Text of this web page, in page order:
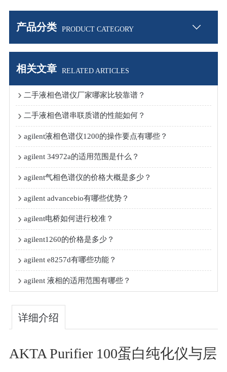
产品分类 PRODUCT CATEGORY
相关文章 RELATED ARTICLES
二手液相色谱仪厂家哪家比较靠谱？
二手液相色谱串联质谱的性能如何？
agilent液相色谱仪1200的操作要点有哪些？
agilent 34972a的适用范围是什么？
agilent气相色谱仪的价格大概是多少？
agilent advancebio有哪些优势？
agilent电桥如何进行校准？
agilent1260的价格是多少？
agilent e8257d有哪些功能？
agilent 液相的适用范围有哪些？
详细介绍
AKTA Purifier 100蛋白纯化仪与层